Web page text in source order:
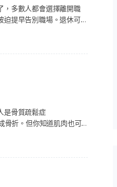
，獨立自主且有良好的生
物學角度而言，老化是各
，多數人都會選擇離開職
提早告別職場。退休可說
月而已，退休人士除了要
提出6種退休生活型態，
下工作應當要活得輕鬆自
，很多退休人士會加入義
，並努力讓自己享受每一
，生活才會愈老愈幸福。
一個自我充實的生活。除
和感受。好比說，退休會
所以會用其專長和技能
是骨質疏鬆症
骨折。但你知道肌肉也可
症(Sarcopenia)，雖然多
肌少症似乎有愈來愈年輕
方法。 什麼是肌少症 其實
會(IOF)表示，大多數人